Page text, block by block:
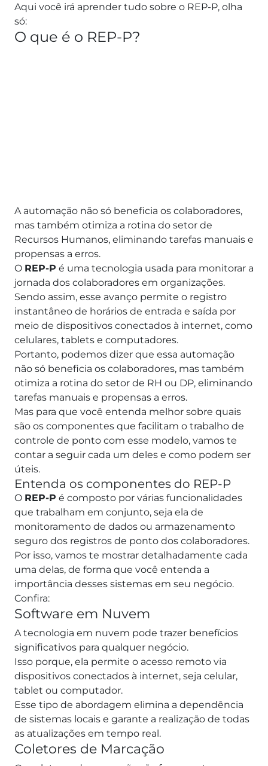
Aqui você irá aprender tudo sobre o REP-P, olha
só:
O que é o REP-P?
A automação não só beneficia os colaboradores,
mas também otimiza a rotina do setor de
Recursos Humanos, eliminando tarefas manuais e
propensas a erros.
O REP-P é uma tecnologia usada para monitorar a
jornada dos colaboradores em organizações.
Sendo assim, esse avanço permite o registro
instantâneo de horários de entrada e saída por
meio de dispositivos conectados à internet, como
celulares, tablets e computadores.
Portanto, podemos dizer que essa automação
não só beneficia os colaboradores, mas também
otimiza a rotina do setor de RH ou DP, eliminando
tarefas manuais e propensas a erros.
Mas para que você entenda melhor sobre quais
são os componentes que facilitam o trabalho de
controle de ponto com esse modelo, vamos te
contar a seguir cada um deles e como podem ser
úteis.
Entenda os componentes do REP-P
O REP-P é composto por várias funcionalidades
que trabalham em conjunto, seja ela de
monitoramento de dados ou armazenamento
seguro dos registros de ponto dos colaboradores.
Por isso, vamos te mostrar detalhadamente cada
uma delas, de forma que você entenda a
importância desses sistemas em seu negócio.
Confira:
Software em Nuvem
A tecnologia em nuvem pode trazer benefícios
significativos para qualquer negócio.
Isso porque, ela permite o acesso remoto via
dispositivos conectados à internet, seja celular,
tablet ou computador.
Esse tipo de abordagem elimina a dependência
de sistemas locais e garante a realização de todas
as atualizações em tempo real.
Coletores de Marcação